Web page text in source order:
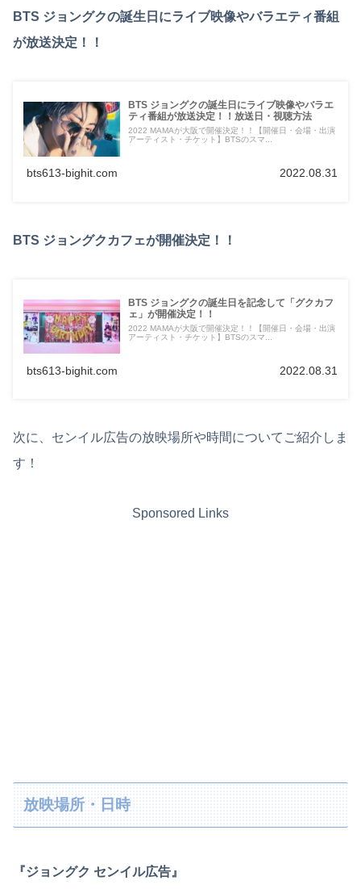
BTS ジョングクの誕生日にライブ映像やバラエティ番組
が放送決定！！
BTS ジョングクの誕生日にライブ映像やバラエ
ティ番組が放送決定！！放送日・視聴方法
2022 MAMAが大阪で開催決定！！【開催日・会場・出演
アーティスト・チケット】BTSのスマ...
bts613-bighit.com 2022.08.31
BTS ジョングクカフェが開催決定！！
BTS ジョングクの誕生日を記念して「グクカフ
ェ」が開催決定！！
2022 MAMAが大阪で開催決定！！【開催日・会場・出演
アーティスト・チケット】BTSのスマ...
bts613-bighit.com 2022.08.31
次に、センイル広告の放映場所や時間についてご紹介しま
す！
Sponsored Links
放映場所・日時
『ジョングク センイル広告』